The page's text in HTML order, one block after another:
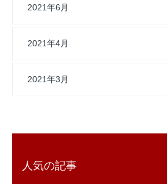
2021年6月
2021年4月
2021年3月
人気の記事